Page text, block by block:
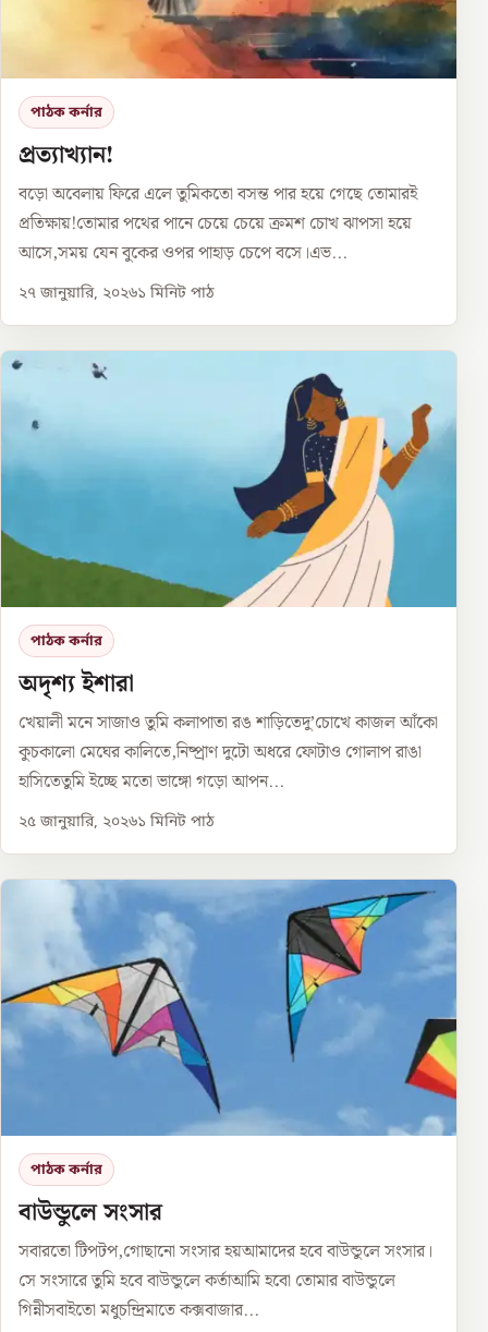
পাঠক কর্নার
প্রত্যাখ্যান!
বড়ো অবেলায় ফিরে এলে তুমিকতো বসন্ত পার হয়ে গেছে তোমারই
প্রতিক্ষায়!তোমার পথের পানে চেয়ে চেয়ে ক্রমশ চোখ ঝাপসা হয়ে
আসে,সময় যেন বুকের ওপর পাহাড় চেপে বসে।এভ...
২৭ জানুয়ারি, ২০২৬১ মিনিট পাঠ
পাঠক কর্নার
অদৃশ্য ইশারা
খেয়ালী মনে সাজাও তুমি কলাপাতা রঙ শাড়িতেদু’চোখে কাজল আঁকো
কুচকালো মেঘের কালিতে,নিষ্প্রাণ দুটো অধরে ফোটাও গোলাপ রাঙা
হাসিতেতুমি ইচ্ছে মতো ভাঙ্গো গড়ো আপন...
২৫ জানুয়ারি, ২০২৬১ মিনিট পাঠ
পাঠক কর্নার
বাউন্ডুলে সংসার
সবারতো টিপটপ,গোছানো সংসার হয়আমাদের হবে বাউন্ডুলে সংসার।
সে সংসারে তুমি হবে বাউন্ডুলে কর্তাআমি হবো তোমার বাউন্ডুলে
গিন্নীসবাইতো মধুচন্দ্রিমাতে কক্সবাজার...